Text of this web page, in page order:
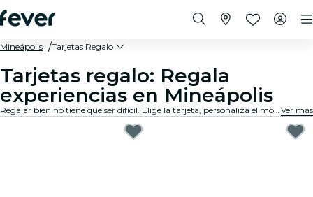
Mineápolis Tarjetas Regalo
Tarjetas regalo: Regala
experiencias en Mineápolis
Regalar bien no tiene que ser difícil. Elige la tarjeta, personaliza el monto y regala una experiencia que de verdad van a recordar. Rápido, flexible y sin margen de error. Ver más